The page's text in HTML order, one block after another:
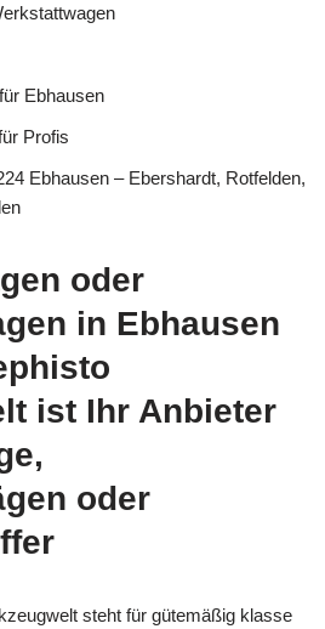
Ebhausen
Profis
Ebhausen – Ebershardt, Rotfelden,
oder
in Ebhausen
ist Ihr Anbieter
oder
steht für gütemäßig klasse